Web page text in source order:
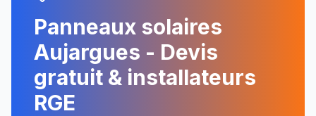
Panneaux solaires
Aujargues - Devis
gratuit & installateurs
RGE